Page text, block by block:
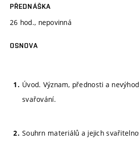
PŘEDNÁŠKA
26 hod., nepovinná
OSNOVA
Úvod. Význam, přednosti a
svařování.
Souhrn materiálů a jejich